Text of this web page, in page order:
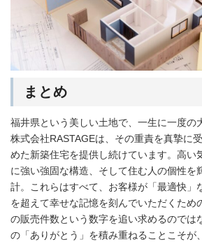
まとめ
福井県という美しい土地で、一生に一度の
株式会社RASTAGEは、その重責を真摯に
めた新築住宅を提供し続けています。高い
に強い強固な構造、そして住む人の個性を
計。これらはすべて、お客様が「最適快」
を超えて幸せな記憶を刻んでいただくため
の販売件数という数字を追い求めるのでは
の「ありがとう」を積み重ねることこそが